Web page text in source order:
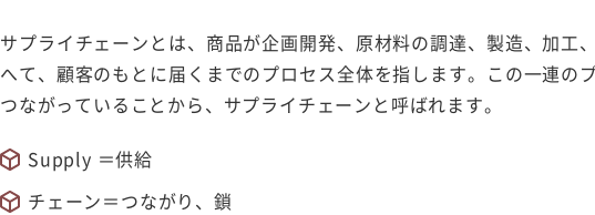
サプライチェーンとは、商品が企画開発、原材料の調達、製造、加工
へて、顧客のもとに届くまでのプロセス全体を指します。この一連の
つながっていることから、サプライチェーンと呼ばれます。
Supply ＝供給
チェーン＝つながり、鎖